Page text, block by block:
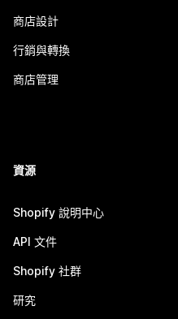
商店設計
行銷與轉換
商店管理
資源
Shopify 說明中心
API 文件
Shopify 社群
研究